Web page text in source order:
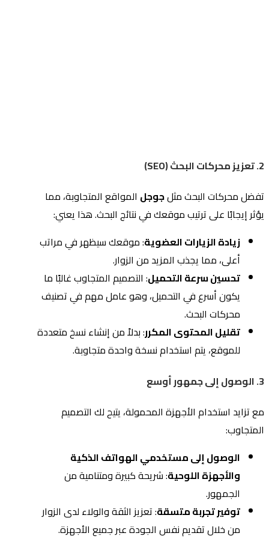
2. تعزيز محركات البحث (SEO)
تفضل محركات البحث مثلجوجل المواقع المتجاوبة، مما
يؤثر إيجابًا على ترتيب موقعك في نتائج البحث. هذا يعني:
زيادة الزيارات العضوية: موقعك سيظهر في مراتب
أعلى، مما يجذب المزيد من الزوار.
تحسين سرعة التحميل: التصميم المتجاوب غالبًا ما
يكون أسرع في التحميل، وهو عامل مهم في تصنيف
محركات البحث.
تقليل المحتوى المكرر: بدلاً من إنشاء نسخ متعددة
للموقع، يتم استخدام نسخة واحدة متجاوبة.
3. الوصول إلى جمهور أوسع
مع تزايد استخدام الأجهزة المحمولة، يتيح لك التصميم
المتجاوب:
الوصول إلى مستخدمي الهواتف الذكية
والأجهزة اللوحية: شريحة كبيرة ومتنامية من
الجمهور.
توفير تجربة متسقة: تعزيز الثقة والولاء لدى الزوار
من خلال تقديم نفس الجودة عبر جميع الأجهزة.